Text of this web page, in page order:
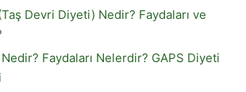
Devri Diyeti) Nedir? Faydaları ve
Faydaları Nelerdir? GAPS Diyeti